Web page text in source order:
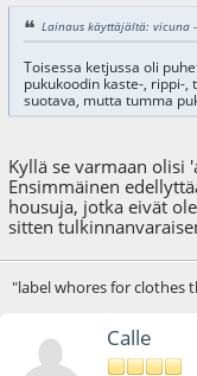
Lainaus käyttäjältä: vicuna
Toisessa ketjussa oli
pukukoodin kaste-, rippi-,
suotava, mutta tumma
Kyllä se varmaan olisi
Ensimmäinen
housuja, jotka eivät
sitten
"label whores for clothes
Calle